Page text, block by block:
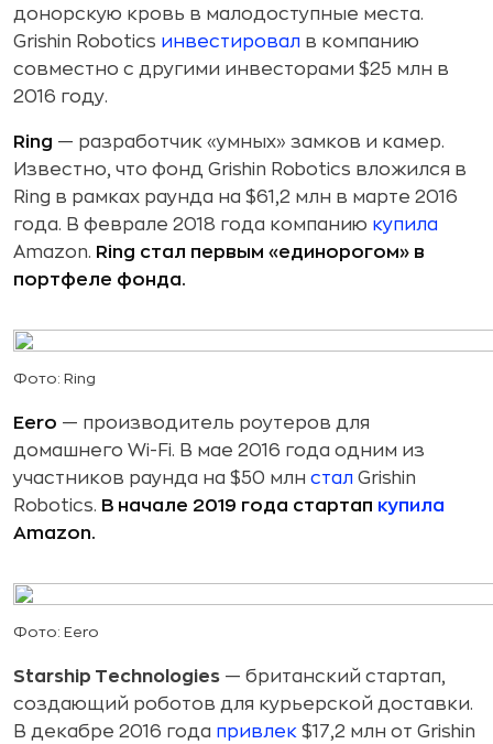
донорскую кровь в малодоступные места.
Grishin Robotics инвестировал в компанию
совместно с другими инвесторами $25 млн в
2016 году.
Ring — разработчик «умных» замков и камер.
Известно, что фонд Grishin Robotics вложился в
Ring в рамках раунда на $61,2 млн в марте 2016
года. В феврале 2018 года компанию купила
Amazon. Ring стал первым «единорогом» в
портфеле фонда.
Фото: Ring
Eero — производитель роутеров для
домашнего Wi-Fi. В мае 2016 года одним из
участников раунда на $50 млн стал Grishin
Robotics. В начале 2019 года стартап купила
Amazon.
Фото: Eero
Starship Technologies — британский стартап,
создающий роботов для курьерской доставки.
В декабре 2016 года привлек $17,2 млн от Grishin